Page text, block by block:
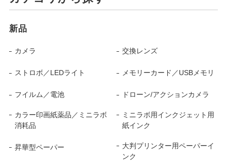
新品
カメラ 交換レンズ
ストロボ／LEDライト メモリーカード／USBメモリ
フイルム／電池 ドローン/アクションカメラ
カラー印画紙薬品／ミニラボ
消耗品
ミニラボ用インクジェット用
紙インク
昇華型ペーパー
大判プリンター用ペーパーイ
ンク